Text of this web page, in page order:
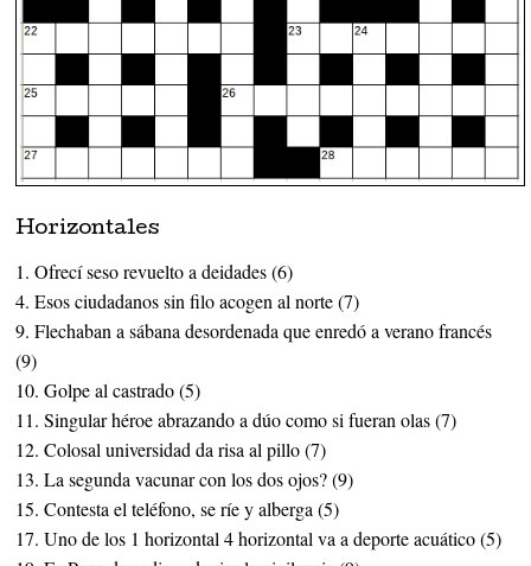
Horizontales
1. Ofrecí seso revuelto a deidades (6)
4. Esos ciudadanos sin filo acogen al norte (7)
9. Flechaban a sábana desordenada que enredó a verano francés
(9)
10. Golpe al castrado (5)
11. Singular héroe abrazando a dúo como si fueran olas (7)
12. Colosal universidad da risa al pillo (7)
13. La segunda vacunar con los dos ojos? (9)
15. Contesta el teléfono, se ríe y alberga (5)
17. Uno de los 1 horizontal 4 horizontal va a deporte acuático (5)